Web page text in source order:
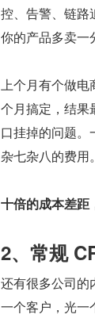
控、告警、链路
你的产品多卖一
上个月有个做电
个月搞定，结果
口挂掉的问题
杂七杂八的费用
十倍的成本差距
2、常规
还有很多公司的
一个客户，光一